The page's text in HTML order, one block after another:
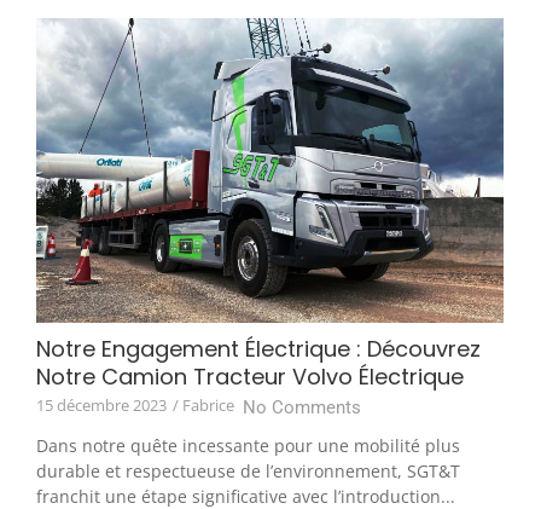
Notre Engagement Électrique : Découvrez
Notre Camion Tracteur Volvo Électrique
15 décembre 2023 / Fabrice No Comments
Dans notre quête incessante pour une mobilité plus
durable et respectueuse de l’environnement, SGT&T
franchit une étape significative avec l’introduction...